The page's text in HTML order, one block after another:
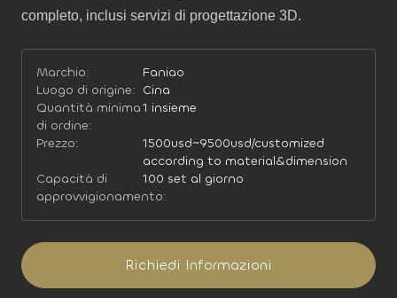
completo, inclusi servizi di progettazione 3D.
Marchio:
Faniao
Luogo di origine: Cina
Quantità minima
di ordine:
1 insieme
Prezzo:
1500usd~9500usd/customized
according to material&dimension
Capacità di
approvvigionamento:
100 set al giorno
Richiedi Informazioni